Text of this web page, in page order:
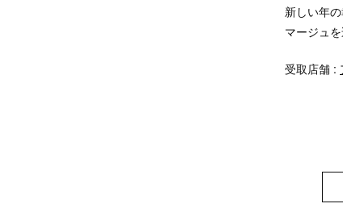
新しい年
マージュ
受取店舗 :